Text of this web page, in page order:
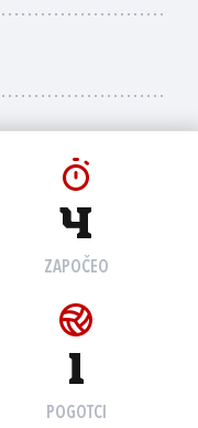
4
ZAPOČEO
1
POGOTCI